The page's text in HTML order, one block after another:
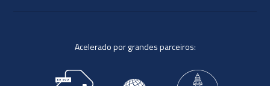
Acelerado por grandes parceiros: